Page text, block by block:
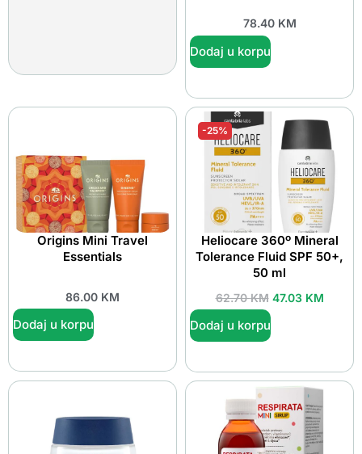
78.40 KM
Dodaj u korpu
Origins Mini Travel
Essentials
86.00 KM
Dodaj u korpu
-25%
Heliocare 360º Mineral
Tolerance Fluid SPF 50+,
50 ml
62.70KM 47.03 KM
Dodaj u korpu